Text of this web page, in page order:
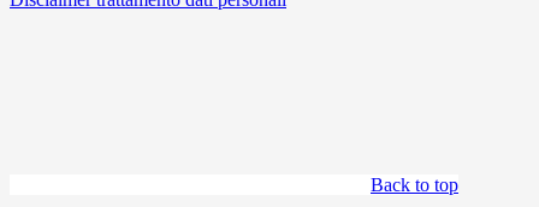
Back to top